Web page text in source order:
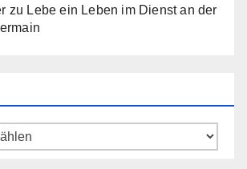
zu Lebe ein Leben im Dienst an der